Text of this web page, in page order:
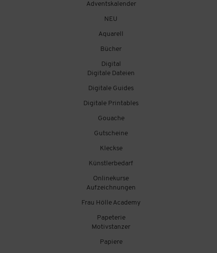
Adventskalender
NEU
Aquarell
Bücher
Digital
Digitale Dateien
Digitale Guides
Digitale Printables
Gouache
Gutscheine
Kleckse
Künstlerbedarf
Onlinekurse
Aufzeichnungen
Frau Hölle Academy
Papeterie
Motivstanzer
Papiere